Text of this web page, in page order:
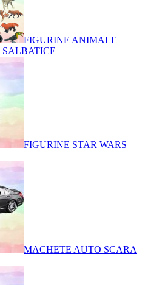
FIGURINE ANIMALE
SALBATICE
FIGURINE STAR WARS
MACHETE AUTO SCARA